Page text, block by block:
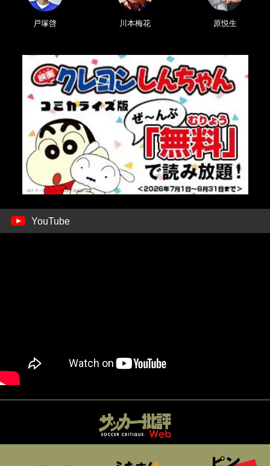
戸塚啓 川本梅花 原悦生
YouTube